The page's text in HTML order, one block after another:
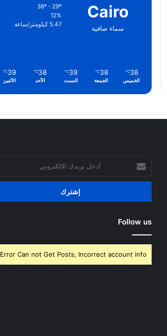
Cairo
سماء صافية
38º - 29º
12%
5.47 كيلومتر/ساعة
38
℃
الخميس
38
℃
الجمعة
39
℃
السبت
38
℃
الأحد
39
℃
الأثنين
بريدك
الإلكتروني
Follow us
Error Can not Get Posts, Incorrect account info.